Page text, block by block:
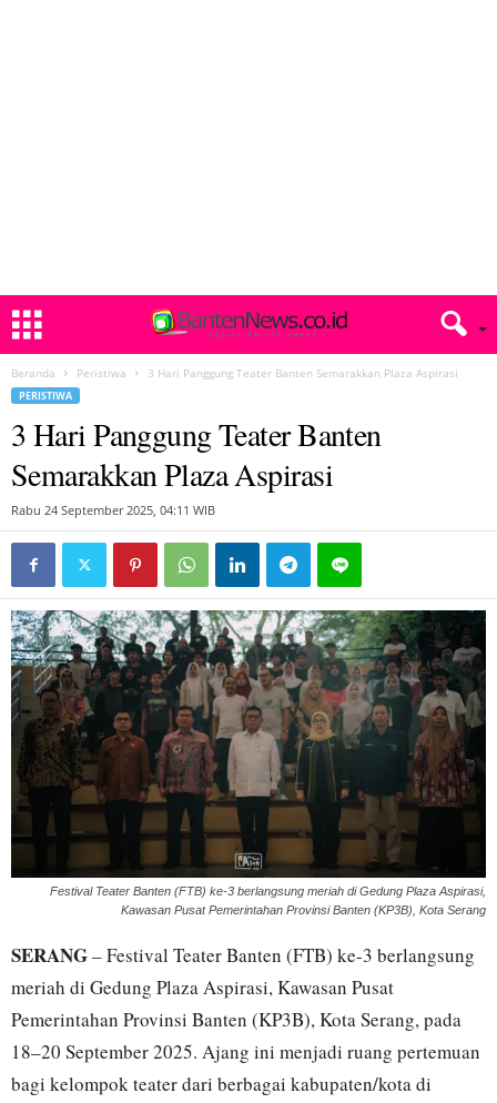
Beranda Peristiwa 3 Hari Panggung Teater Banten Semarakkan Plaza Aspirasi
PERISTIWA
3 Hari Panggung Teater Banten
Semarakkan Plaza Aspirasi
Rabu 24 September 2025, 04:11 WIB
Festival Teater Banten (FTB) ke-3 berlangsung meriah di Gedung Plaza Aspirasi,
Kawasan Pusat Pemerintahan Provinsi Banten (KP3B), Kota Serang
SERANG– Festival Teater Banten (FTB) ke-3 berlangsung
meriah di Gedung Plaza Aspirasi, Kawasan Pusat
Pemerintahan Provinsi Banten (KP3B), Kota Serang, pada
18–20 September 2025. Ajang ini menjadi ruang pertemuan
bagi kelompok teater dari berbagai kabupaten/kota di